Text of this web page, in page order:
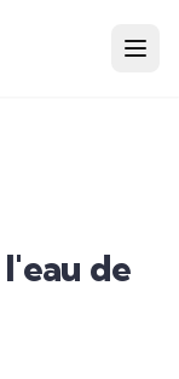
de